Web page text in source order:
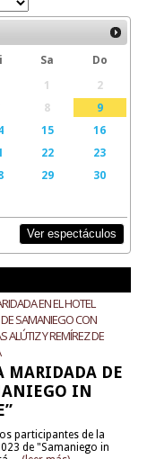
Sa
Do
1
2
8
9
15
16
22
23
29
30
Ver espectáculos
EN EL HOTEL
SAMANIEGO CON
ALÚTIZ Y REMÍREZ DE
MARIDADA DE
IN
participantes de la
de "Samaniego in